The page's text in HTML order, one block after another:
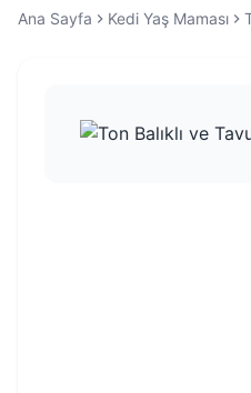
Ana Sayfa Kedi Yaş Maması